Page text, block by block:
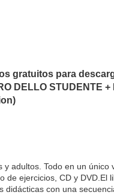
gratuitos para
DELLO STUDENTE +
y adultos. Todo en un único
de ejercicios, CD y DVD.El
didácticas con una